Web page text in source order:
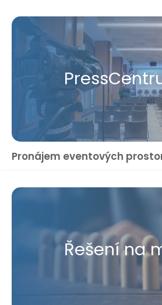
Pronájem eventových
Řešení na